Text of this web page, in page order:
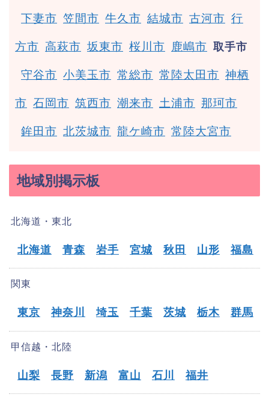
下妻市 笠間市 牛久市 結城市 古河市 行
方市 高萩市 坂東市 桜川市 鹿嶋市 取手市
守谷市 小美玉市 常総市 常陸太田市 神栖
市 石岡市 筑西市 潮来市 土浦市 那珂市
鉾田市 北茨城市 龍ケ崎市 常陸大宮市
地域別掲示板
北海道・東北
北海道 青森 岩手 宮城 秋田 山形 福島
関東
東京 神奈川 埼玉 千葉 茨城 栃木 群馬
甲信越・北陸
山梨 長野 新潟 富山 石川 福井